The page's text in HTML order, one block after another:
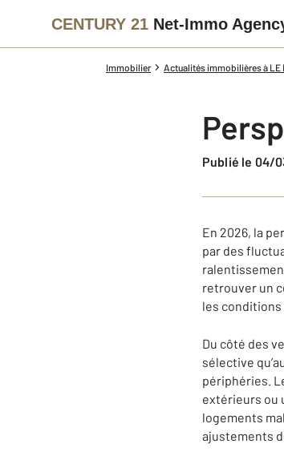
CENTURY 21 Net-Immo
Immobilier Actualités immobilières à LE
Publié le 04/
En 2026, la
par des
retrouver un
les conditions
Du côté des
sélective
périphéries.
extérieurs ou
logements
ajustements